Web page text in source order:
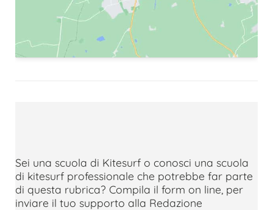
Sei una scuola di Kitesurf o conosci una scuola
di kitesurf professionale che potrebbe far parte
di questa rubrica? Compila il form on line, per
inviare il tuo supporto alla Redazione